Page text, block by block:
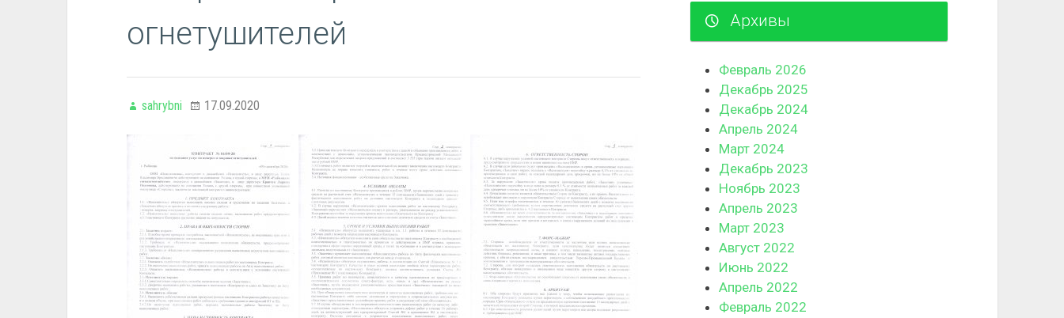
огнетушителей
sahrybni 17.09.2020
Архивы
Февраль 2026
Декабрь 2025
Декабрь 2024
Апрель 2024
Март 2024
Декабрь 2023
Ноябрь 2023
Апрель 2023
Март 2023
Август 2022
Июнь 2022
Апрель 2022
Февраль 2022